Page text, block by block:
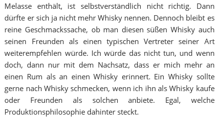
Melasse enthält, ist selbstverständlich nicht richtig. Dann
dürfte er sich ja nicht mehr Whisky nennen. Dennoch bleibt es
reine Geschmackssache, ob man diesen süßen Whisky auch
seinen Freunden als einen typischen Vertreter seiner Art
weiterempfehlen würde. Ich würde das nicht tun, und wenn
doch, dann nur mit dem Nachsatz, dass er mich mehr an
einen Rum als an einen Whisky erinnert. Ein Whisky sollte
gerne nach Whisky schmecken, wenn ich ihn als Whisky kaufe
oder Freunden als solchen anbiete. Egal, welche
Produktionsphilosophie dahinter steckt.